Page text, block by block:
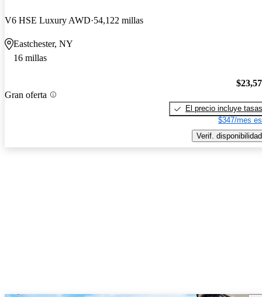
V6 HSE Luxury AWD 54,122 millas
Eastchester, NY
16 millas
Gran oferta
El precio incluye tasas
$347/mes
Verif. disponibilidad